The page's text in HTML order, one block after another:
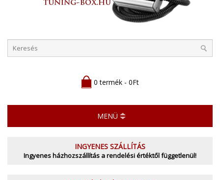
0 termék - 0Ft
MENÜ
INGYENES SZÁLLÍTÁS
Ingyenes házhozszállítás a rendelési értéktől függetlenül!